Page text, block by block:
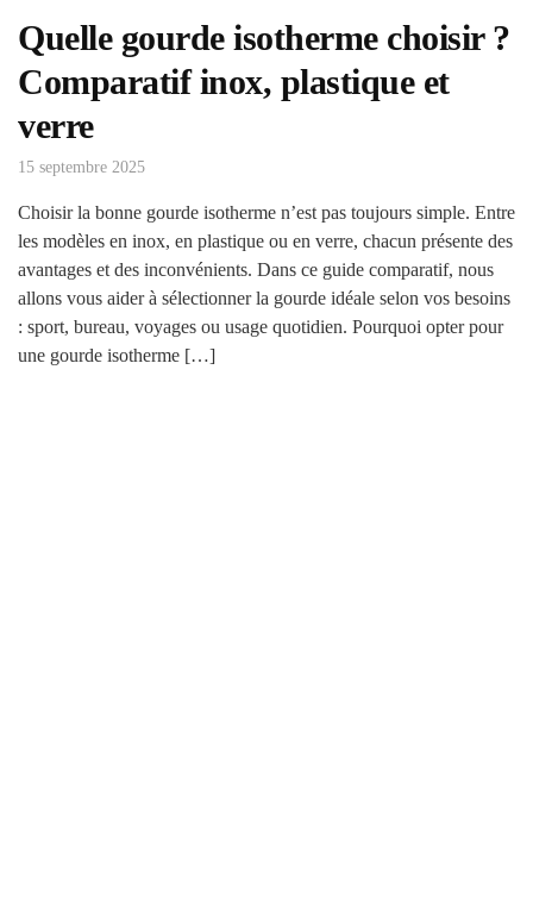
Quelle gourde isotherme choisir ?
Comparatif inox, plastique et
verre
15 septembre 2025
Choisir la bonne gourde isotherme n’est pas toujours simple. Entre
les modèles en inox, en plastique ou en verre, chacun présente des
avantages et des inconvénients. Dans ce guide comparatif, nous
allons vous aider à sélectionner la gourde idéale selon vos besoins
: sport, bureau, voyages ou usage quotidien. Pourquoi opter pour
une gourde isotherme […]